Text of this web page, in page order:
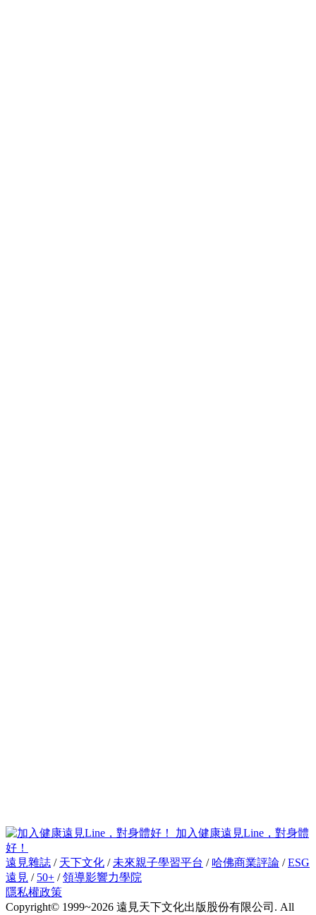
加入健康遠見Line，對身體
好！
遠見雜誌 / 天下文化 / 未來親子學習平台 / 哈佛商業評論 /ESG
遠見 / 50+ /領導影響力學院
隱私權政策
Copyright© 1999~2026 遠見天下文化出版股份有限公司. All